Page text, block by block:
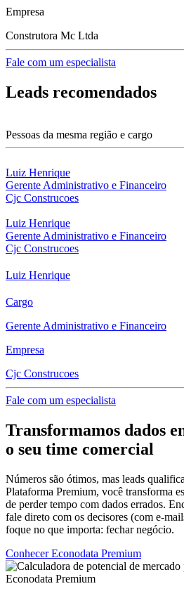
Empresa
Construtora Mc Ltda
Fale com um especialista
Leads recomendados
Pessoas da mesma região e cargo
Luiz Henrique
Gerente Administrativo e Financeiro
Cjc Construcoes
Luiz Henrique
Gerente Administrativo e Financeiro
Cjc Construcoes
Luiz Henrique
Cargo
Gerente Administrativo e Financeiro
Empresa
Cjc Construcoes
Fale com um especialista
Transformamos dados
o seu time comercial
Números são ótimos, mas leads
Plataforma Premium, você transforma
de perder tempo com dados errados.
fale direto com os decisores (com e-
foque no que importa: fechar negócio.
Conhecer Econodata Premium